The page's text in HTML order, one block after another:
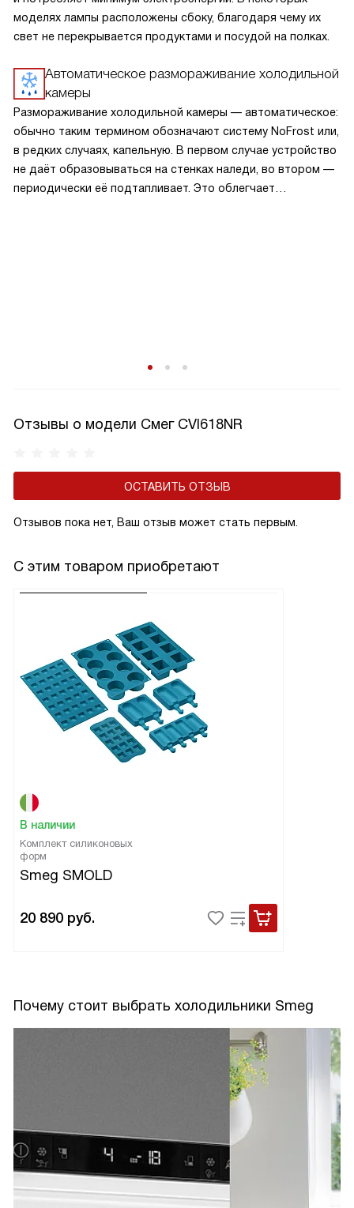
моделях лампы расположены сбоку, благодаря чему их
свет не перекрывается продуктами и посудой на полках.
Автоматическое размораживание холодильной
камеры
Размораживание холодильной камеры — автоматическое:
обычно таким термином обозначают систему NoFrost или,
в редких случаях, капельную. В первом случае устройство
не даёт образовываться на стенках наледи, во втором —
периодически её подтапливает. Это облегчает
Отзывы о модели Смег CVI618NR
ОСТАВИТЬ ОТЗЫВ
Отзывов пока нет, Ваш отзыв может стать первым.
С этим товаром приобретают
В наличии
Комплект силиконовых
форм
Smeg SMOLD
20 890 руб.
Почему стоит выбрать холодильники Smeg